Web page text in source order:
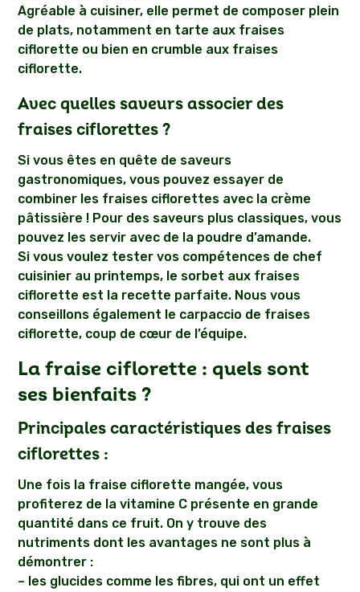
Agréable à cuisiner, elle permet de composer plein
de plats, notamment en tarte aux fraises
ciflorette ou bien en crumble aux fraises
ciflorette.
Avec quelles saveurs associer des
fraises ciflorettes ?
Si vous êtes en quête de saveurs
gastronomiques, vous pouvez essayer de
combiner les fraises ciflorettes avec la crème
pâtissière ! Pour des saveurs plus classiques, vous
pouvez les servir avec de la poudre d’amande.
Si vous voulez tester vos compétences de chef
cuisinier au printemps, le sorbet aux fraises
ciflorette est la recette parfaite. Nous vous
conseillons également le carpaccio de fraises
ciflorette, coup de cœur de l’équipe.
La fraise ciflorette : quels sont
ses bienfaits ?
Principales caractéristiques des fraises
ciflorettes :
Une fois la fraise ciflorette mangée, vous
profiterez de la vitamine C présente en grande
quantité dans ce fruit. On y trouve des
nutriments dont les avantages ne sont plus à
démontrer :
– les glucides comme les fibres, qui ont un effet